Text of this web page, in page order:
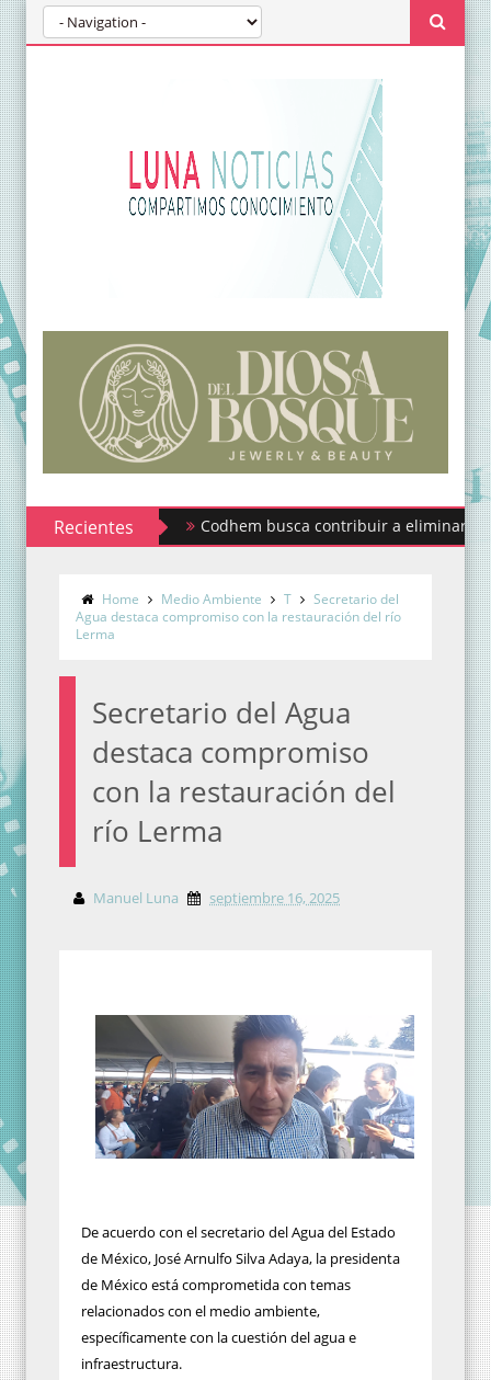
RecientesCodhem busca contribuir a eliminar los
Home Medio Ambiente T
Secretario del
Agua destaca compromiso con la restauración del río
Lerma
Secretario del Agua
destaca compromiso
con la restauración del
río Lerma
Manuel Luna septiembre 16, 2025
De acuerdo con el secretario del Agua del Estado
de México, José Arnulfo Silva Adaya, la presidenta
de México está comprometida con temas
relacionados con el medio ambiente,
específicamente con la cuestión del agua e
infraestructura.